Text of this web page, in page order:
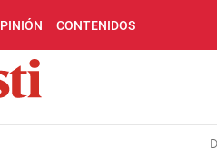
CONTENIDOS